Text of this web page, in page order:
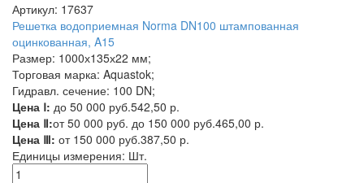
Артикул: 17637
Решетка водоприемная Norma DN100 штампованная
оцинкованная, A15
Размер: 1000х135х22 мм;
Торговая марка: Aquastok;
Гидравл. сечение: 100 DN;
Цена Ⅰ: до 50 000 руб.542,50 р.
Цена Ⅱ:от 50 000 руб. до 150 000 руб.465,00 р.
Цена Ⅲ: от 150 000 руб.387,50 р.
Единицы измерения: Шт.